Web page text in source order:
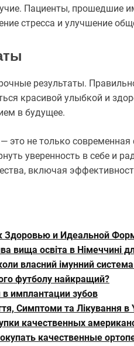
Пациенты, прошедшие
стресса и улучшение
результаты.
красивой улыбкой и
в будущее.
не только современная
уверенность в себе и
включая
Здоровью и Идеальной
вища освіта в Німеччині
власний імунний
футболу найкращий?
имплантации зубов
Симптоми та Лікування в
качественных
качественные